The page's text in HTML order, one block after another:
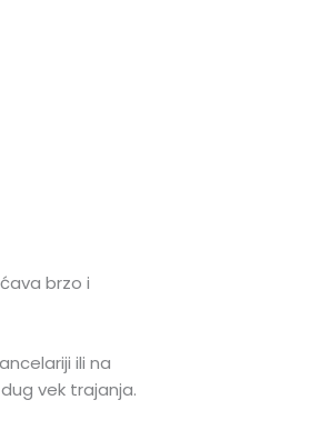
brzo i
ili na
vek trajanja.